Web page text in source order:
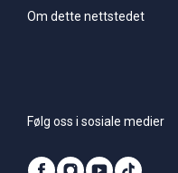
Om dette nettstedet
Følg oss i sosiale medier